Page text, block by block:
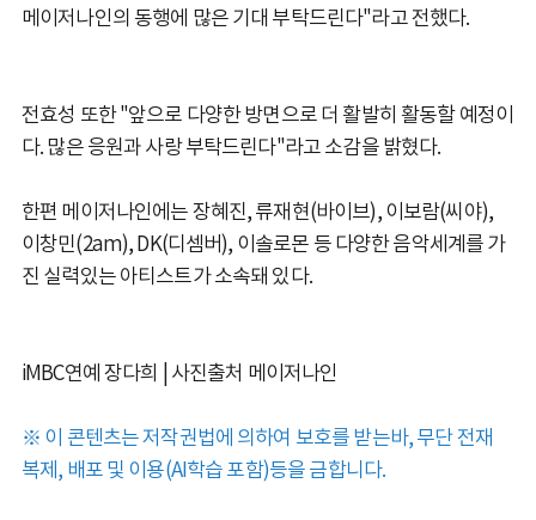
메이저나인의 동행에 많은 기대 부탁드린다"라고 전했다.
전효성 또한 "앞으로 다양한 방면으로 더 활발히 활동할 예정이
다. 많은 응원과 사랑 부탁드린다"라고 소감을 밝혔다.
한편 메이저나인에는 장혜진, 류재현(바이브), 이보람(씨야),
이창민(2am), DK(디셈버), 이솔로몬 등 다양한 음악세계를 가
진 실력있는 아티스트가 소속돼 있다.
iMBC연예 장다희 | 사진출처 메이저나인
※ 이 콘텐츠는 저작권법에 의하여 보호를 받는바, 무단 전재
복제, 배포 및 이용(AI학습 포함)등을 금합니다.